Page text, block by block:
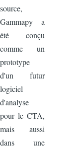
source,
Gammapy a
été conçu
comme un
prototype
d'un futur
logiciel
d'analyse
pour le CTA,
mais aussi
dans une